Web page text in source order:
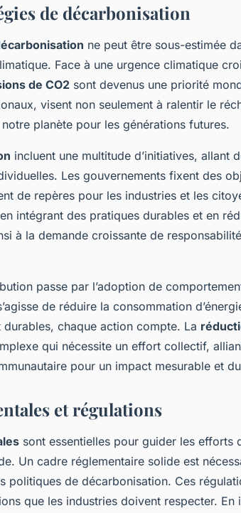
: Stratégies
les
de décarbonisation
ne peut être sous-estimée
Face à une urgence climatique
de CO2 sont devenus une priorité
visent non seulement à ralentir le
planète pour les générations futures.
incluent une multitude d’initiatives, allant
Les gouvernements fixent des
de repères pour les industries et les
intégrant des pratiques durables et en
à la demande croissante de responsabilité
passe par l’adoption de
de réduire la consommation
chaque action compte. La
qui nécessite un effort collectif,
pour un impact mesurable et
et régulations
sont essentielles pour guider les efforts
Un cadre réglementaire solide est
politiques de décarbonisation. Ces
que les industries doivent respecter. En